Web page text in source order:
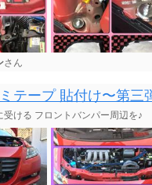
さん
テープ 貼付け〜第三
受ける フロントバンパー周辺を♪